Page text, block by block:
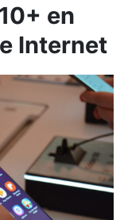
en
Internet